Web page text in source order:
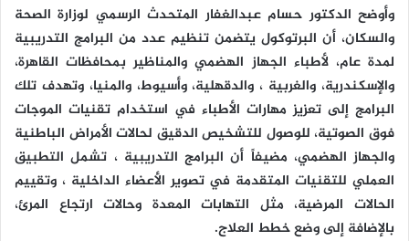
وأوضح الدكتور حسام عبدالغفار المتحدث الرسمي لوزارة الصحة
والسكان، أن البرتوكول يتضمن تنظيم عدد من البرامج التدريبية
لمدة عام، لأطباء الجهاز الهضمي والمناظير بمحافظات القاهرة،
والإسكندرية، والغربية ، والدقهلية، وأسيوط، والمنيا، وتهدف تلك
البرامج إلى تعزيز مهارات الأطباء في استخدام تقنيات الموجات
فوق الصوتية، للوصول للتشخيص الدقيق لحالات الأمراض الباطنية
والجهاز الهضمي، مضيفاً أن البرامج التدريبية ، تشمل التطبيق
العملي للتقنيات المتقدمة في تصوير الأعضاء الداخلية ، وتقييم
الحالات المرضية، مثل التهابات المعدة وحالات ارتجاع المرئ،
بالإضافة إلى وضع خطط العلاج.